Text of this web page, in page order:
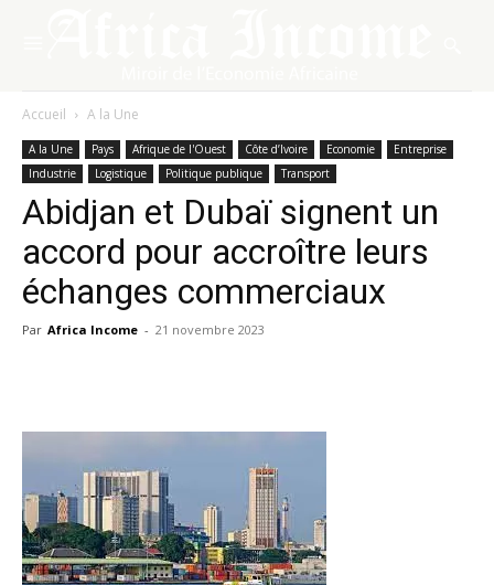
Accueil A la Une
A la Une Pays Afrique de l'Ouest Côte d’Ivoire Economie
Entreprise
Industrie
Logistique Politique publique Transport
Abidjan et Dubaï signent un
accord pour accroître leurs
échanges commerciaux
Par Africa Income - 21 novembre 2023